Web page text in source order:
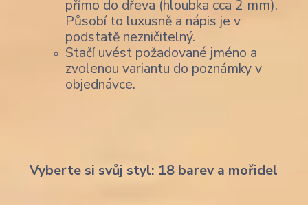
přímo do dřeva (hloubka cca 2 mm).
Působí to luxusně a nápis je v
podstatě nezničitelný.
Stačí uvést požadované jméno a
zvolenou variantu do poznámky v
objednávce.
Vyberte si svůj styl: 18 barev a mořidel